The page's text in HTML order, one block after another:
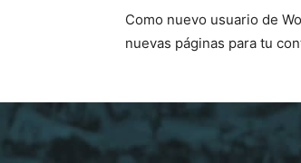
Como nuevo usuario de
nuevas páginas para tu